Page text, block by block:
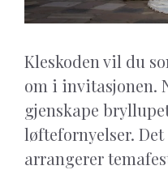
Kleskoden vil du
om i invitasjonen.
gjenskape
løftefornyelser.
arrangerer